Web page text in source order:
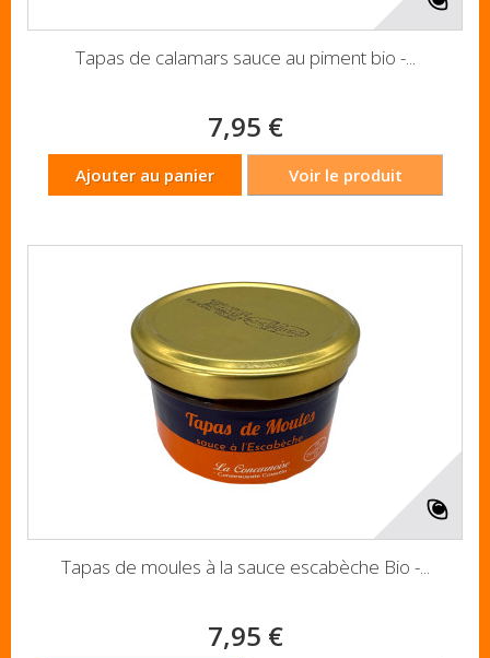
Tapas de calamars sauce au piment bio -...
7,95 €
Ajouter au panier Voir le produit
Tapas de moules à la sauce escabèche Bio -...
7,95 €